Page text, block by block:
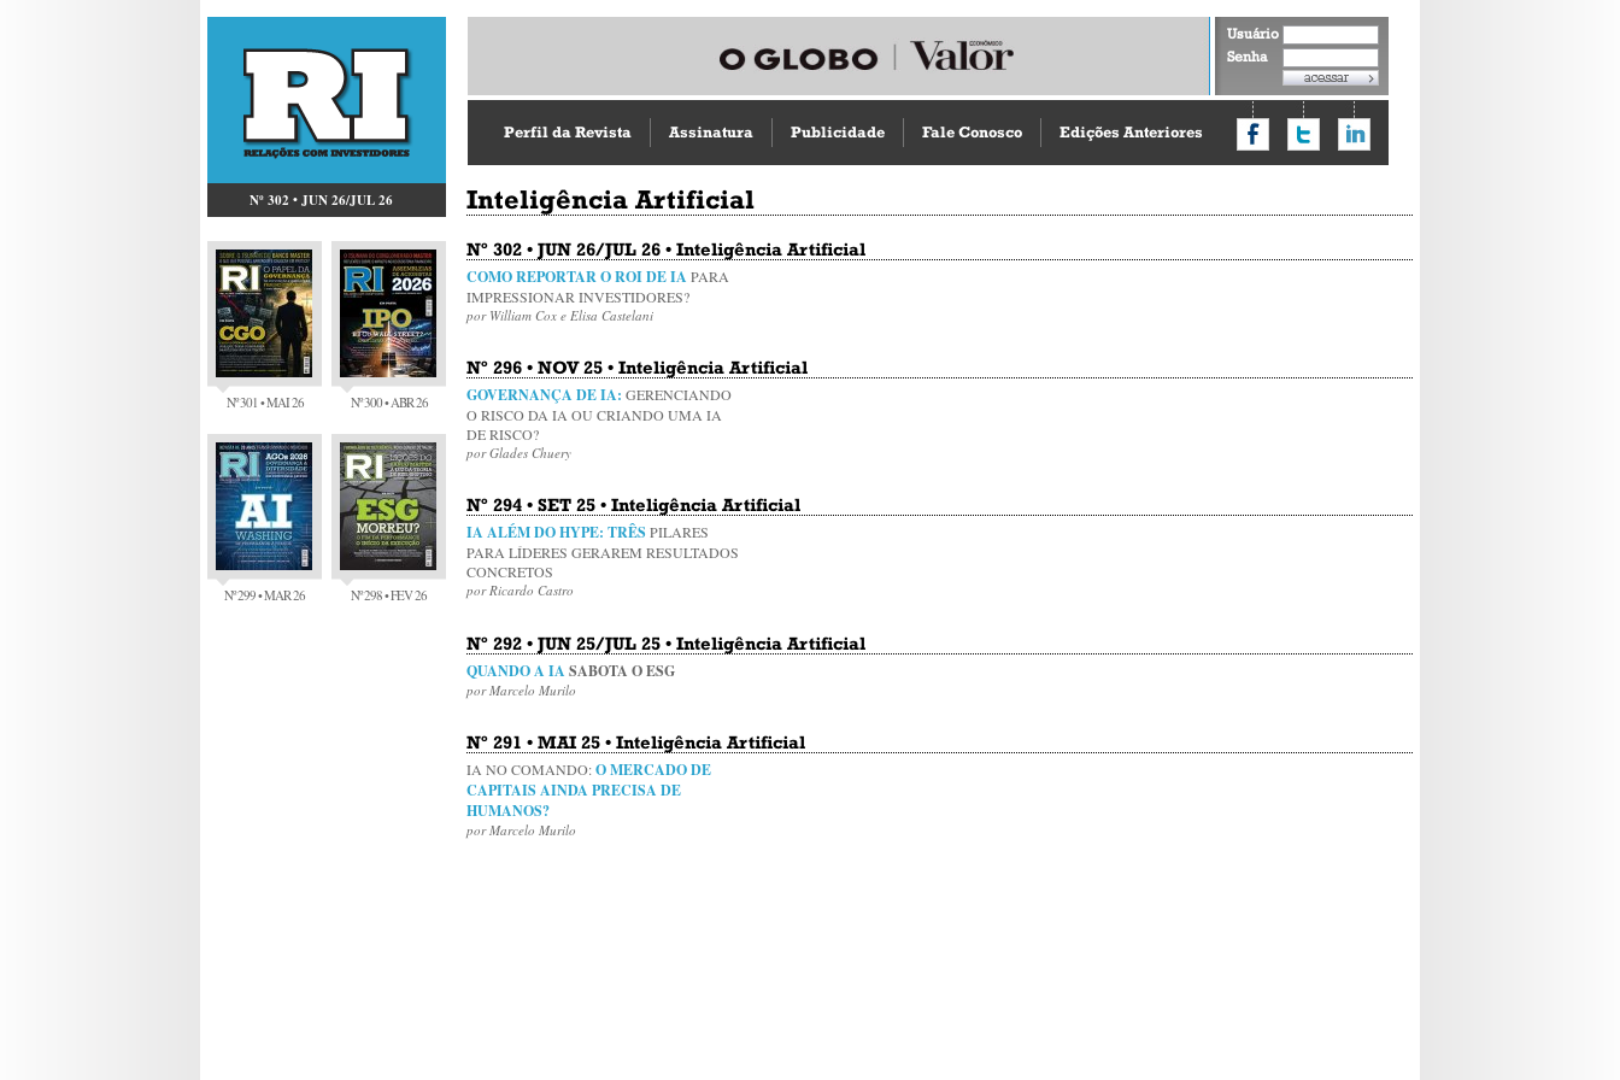
Nº 302 • JUN 26/JUL 26
Nº 301 • MAI 26 Nº 300 • ABR 26
Nº 299 • MAR 26 Nº 298 • FEV 26
Usuário
Senha
Perfil da Revista Assinatura Publicidade Fale Conosco Edições Anteriores
Inteligência Artificial
Nº 302 • JUN 26/JUL 26 • Inteligência Artificial
COMO REPORTAR O ROI DE IA PARA
IMPRESSIONAR INVESTIDORES?
por William Cox e Elisa Castelani
Nº 296 • NOV 25 • Inteligência Artificial
GOVERNANÇA DE IA: GERENCIANDO
O RISCO DA IA OU CRIANDO UMA IA
DE RISCO?
por Glades Chuery
Nº 294 • SET 25 • Inteligência Artificial
IA ALÉM DO HYPE: TRÊS PILARES
PARA LÍDERES GERAREM RESULTADOS
CONCRETOS
por Ricardo Castro
Nº 292 • JUN 25/JUL 25 • Inteligência Artificial
QUANDO A IA SABOTA O ESG
por Marcelo Murilo
Nº 291 • MAI 25 • Inteligência Artificial
IA NO COMANDO:O MERCADO DE
CAPITAIS AINDA PRECISA DE
HUMANOS?
por Marcelo Murilo